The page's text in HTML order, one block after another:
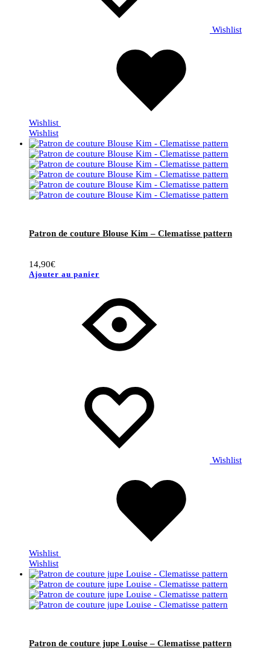
Wishlist
Wishlist
Wishlist
Patron de couture Blouse Kim – Clematisse pattern
14,90€
Ajouter au panier
Wishlist
Wishlist
Wishlist
Patron de couture jupe Louise – Clematisse pattern